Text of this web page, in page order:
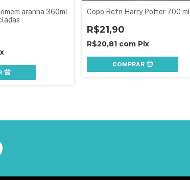
aranha 360ml
Copo Refri Harry Potter 700 ml
R$21,90
R$20,81 com Pix
COMPRAR